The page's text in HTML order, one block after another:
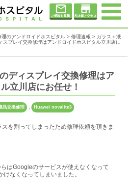
のアンドロイドホスピタル > 修理速報 > ガラス＋液
プレイ交換修理はアンドロイドホスピタル立川店に
ディスプレイ交換修理はア
立川店にお任せ！
晶交換修理 , Huawei novalite3
を割ってしまったため修理依頼を頂きま
はGoogleのサービスが使えなくなって
なくなってしまいました。